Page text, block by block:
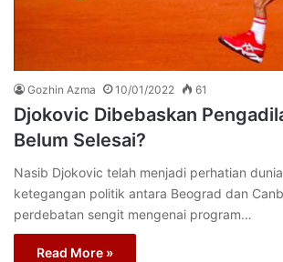
Gozhin Azma 10/01/2022 61
Djokovic Dibebaskan
Belum Selesai?
Nasib Djokovic telah menjadi perhatian
ketegangan politik antara Beograd dan
perdebatan sengit mengenai program…
Read More »